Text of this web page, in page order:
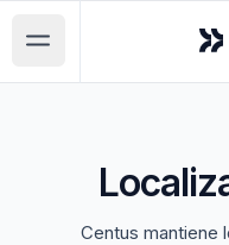
Open main menu
Centus mantiene